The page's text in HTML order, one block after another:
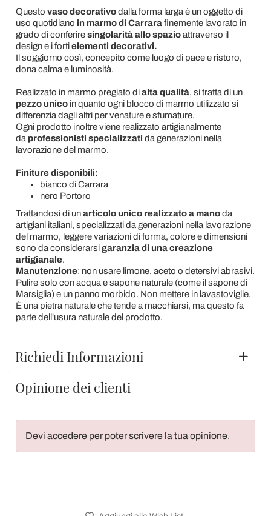
Questo vaso decorativodalla forma larga è un oggetto di
uso quotidiano in marmo di Carrarafinemente lavorato in
grado di conferiresingolarità allo spazioattraverso il
design e i fortielementi decorativi.
Il soggiorno così, concepito come luogo di pace e ristoro,
dona calma e luminosità.
Realizzato in marmo pregiato dialta qualità, si tratta di un
pezzo unico in quanto ogni blocco di marmo utilizzato si
differenzia dagli altri per venature e sfumature.
Ogni prodotto inoltre viene realizzato artigianalmente
da professionisti specializzati da generazioni nella
lavorazione del marmo.
Finiture disponibili:
bianco di Carrara
nero Portoro
Trattandosi di unarticolo unico realizzato a manoda
artigiani italiani, specializzati da generazioni nella lavorazione
del marmo, leggere variazioni di forma, colore e dimensioni
sono da considerarsigaranzia di una creazione
artigianale.
Manutenzione: non usare limone, aceto o detersivi abrasivi.
Pulire solo con acqua e sapone naturale (come il sapone di
Marsiglia) e un panno morbido. Non mettere in lavastoviglie.
È una pietra naturale che tende a macchiarsi, ma questo fa
parte dell'usura naturale del prodotto.
Richiedi Informazioni
Opinione dei clienti
Devi accedere per poter scrivere la tua opinione.